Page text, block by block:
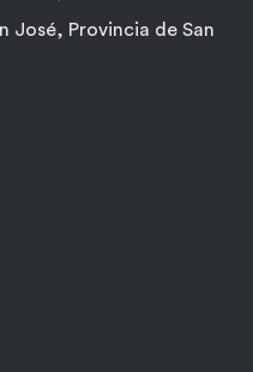
José, Provincia de San